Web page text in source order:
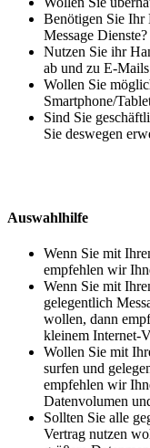
Benötigen Sie Ihr
Message Dienste?
Nutzen Sie ihr
ab und zu E-
Wollen Sie
Smartphone/
Sind Sie
Sie deswegen
Auswahlhilfe
Wenn Sie mit
empfehlen wir
Wenn Sie mit
gelegentlich
wollen, dann
kleinem Internet-
Wollen Sie mit
surfen und
empfehlen wir
Datenvolumen
Sollten Sie alle
Vertrag nutzen